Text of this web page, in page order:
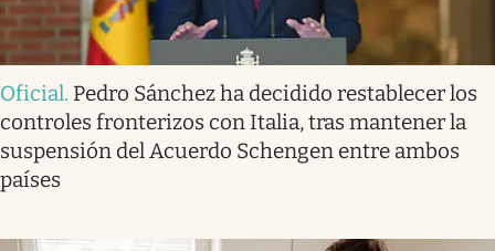
Oficial. Pedro Sánchez ha decidido restablecer los
controles fronterizos con Italia, tras mantener la
suspensión del Acuerdo Schengen entre ambos
países